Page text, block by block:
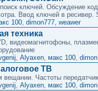
ключей. Обсуждение
Ввод ключей в ресивер.
100 dimon777 weawer
техника
видеомагнитофоны,
Alyaxen макс 100
ТВ
Частоты
Alyaxen макс 100